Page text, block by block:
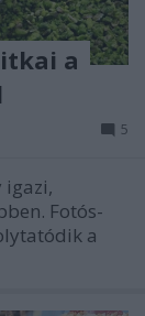
a
5
igazi,
Fotós-
a